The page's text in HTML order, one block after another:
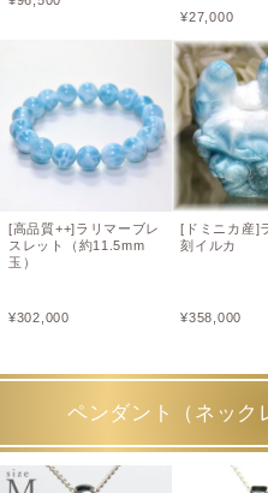
[高品質++]ラリマーブレ
スレット（約11.5mm
玉）
¥302,000
¥27,000
[ドミニカ産]
刻イルカ
¥358,000
ペンダント（ネック